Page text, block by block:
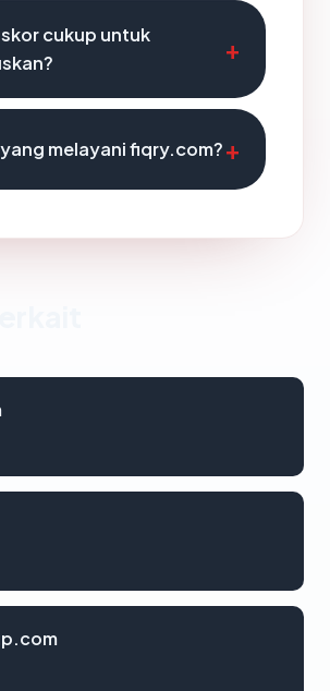
cukup untuk
yang melayani fiqry.com?